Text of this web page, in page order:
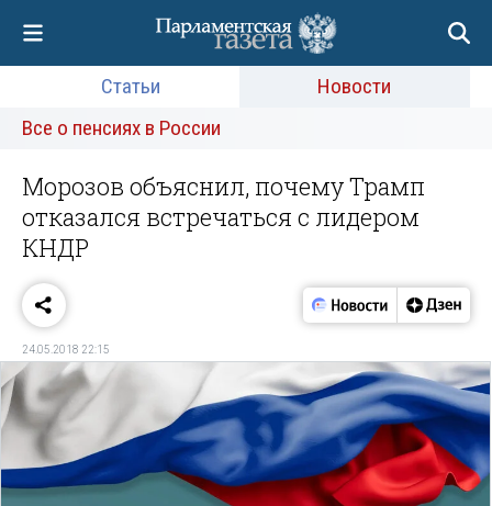
Статьи
Новости
Все о пенсиях в России
Морозов объяснил, почему Трамп
отказался встречаться с лидером
КНДР
24.05.2018 22:15